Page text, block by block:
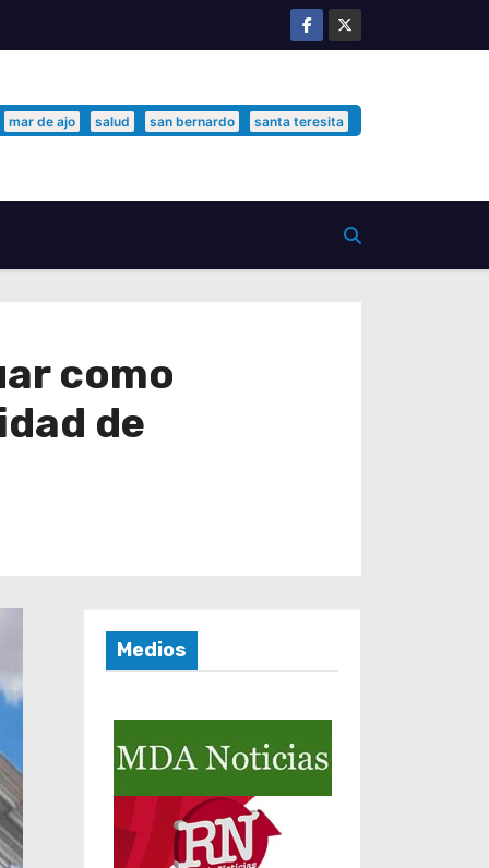
mar de ajo salud san bernardo santa teresita
como
de
Medios